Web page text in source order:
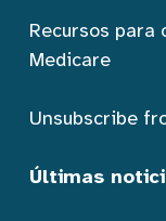
Recursos para
Medicare
Unsubscribe
Últimas